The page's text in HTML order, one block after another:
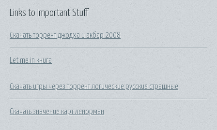
Links to Important Stuff
Скачать торрент джодха и акбар 2008
Let me in книга
Скачать игры через торрент логические русские страшные
Скачать значение карт ленорман